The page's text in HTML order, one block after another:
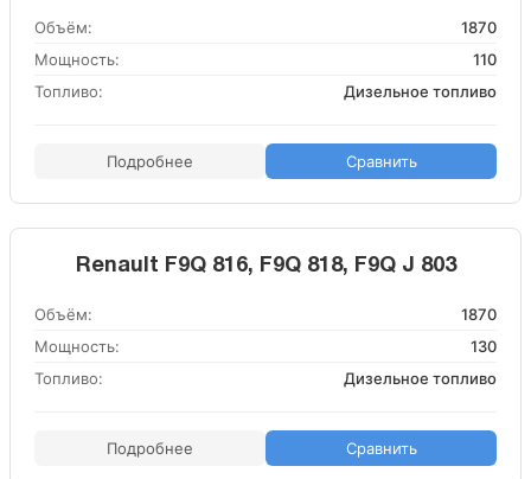
Объём:
1870
Мощность:
110
Топливо:
Дизельное топливо
Подробнее Сравнить
Renault F9Q 816, F9Q 818, F9Q J 803
Объём:
1870
Мощность:
130
Топливо:
Дизельное топливо
Подробнее Сравнить